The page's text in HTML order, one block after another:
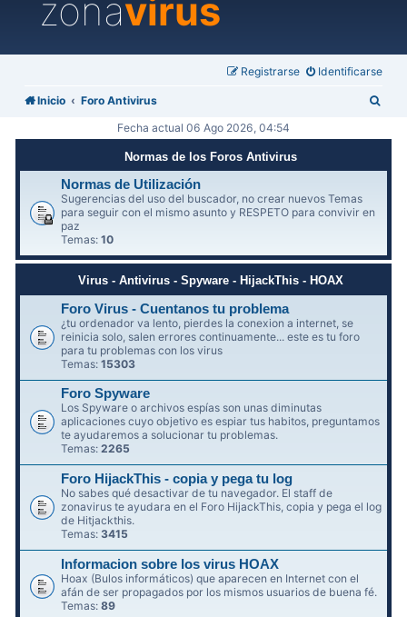
zonavirus
Identificarse
Registrarse
Inicio Foro Antivirus
c
Fecha actual 06 Ago 2026, 04:54
Normas de los Foros Antivirus
Normas de Utilización
Sugerencias del uso del buscador, no crear nuevos Temas
para seguir con el mismo asunto y RESPETO para convivir en
paz
Temas:10
Virus - Antivirus - Spyware - HijackThis - HOAX
Foro Virus - Cuentanos tu problema
¿tu ordenador va lento, pierdes la conexion a internet, se
reinicia solo, salen errores continuamente... este es tu foro
para tu problemas con los virus
Temas:15303
Foro Spyware
Los Spyware o archivos espías son unas diminutas
aplicaciones cuyo objetivo es espiar tus habitos, preguntamos
te ayudaremos a solucionar tu problemas.
Temas:2265
Foro HijackThis - copia y pega tu log
No sabes qué desactivar de tu navegador. El staff de
zonavirus te ayudara en el Foro HijackThis, copia y pega el log
de Hitjackthis.
Temas: 3415
Informacion sobre los virus HOAX
Hoax (Bulos informáticos) que aparecen en Internet con el
afán de ser propagados por los mismos usuarios de buena fé.
Temas:89